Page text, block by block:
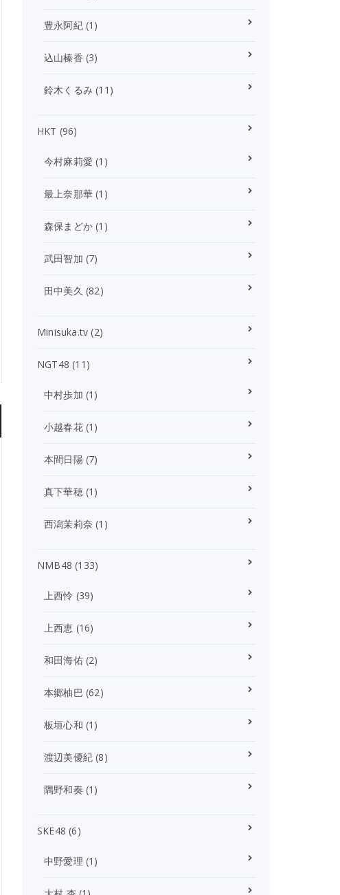
豊永阿紀(1)
込山榛香 (3)
鈴木くるみ (11)
HKT (96)
今村麻莉愛 (1)
最上奈那華 (1)
森保まどか (1)
武田智加 (7)
田中美久 (82)
Minisuka.tv (2)
NGT48 (11)
中村歩加 (1)
小越春花(1)
本間日陽(7)
真下華穂(1)
西潟茉莉奈 (1)
NMB48 (133)
上西怜 (39)
上西恵 (16)
和田海佑(2)
本郷柚巴 (62)
板垣心和 (1)
渡辺美優紀 (8)
隅野和奏 (1)
SKE48 (6)
中野愛理 (1)